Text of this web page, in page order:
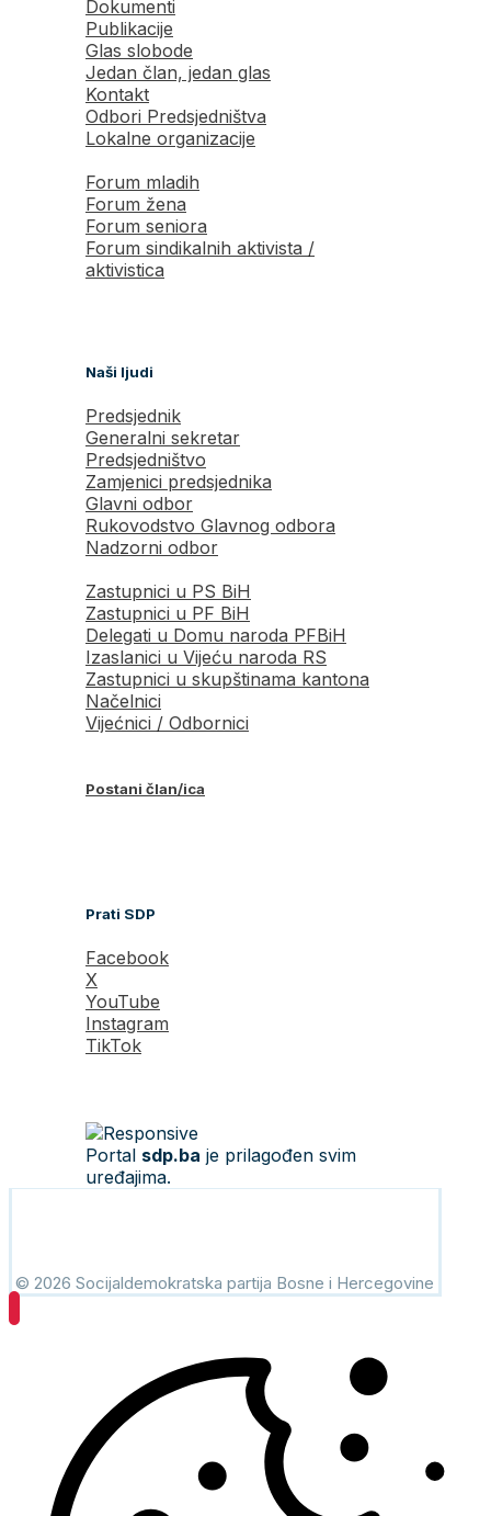
Dokumenti
Publikacije
Glas slobode
Jedan član, jedan glas
Kontakt
Odbori Predsjedništva
Lokalne organizacije
Forum mladih
Forum žena
Forum seniora
Forum sindikalnih aktivista /
aktivistica
Naši ljudi
Predsjednik
Generalni sekretar
Predsjedništvo
Zamjenici predsjednika
Glavni odbor
Rukovodstvo Glavnog odbora
Nadzorni odbor
Zastupnici u PS BiH
Zastupnici u PF BiH
Delegati u Domu naroda PFBiH
Izaslanici u Vijeću naroda RS
Zastupnici u skupštinama kantona
Načelnici
Vijećnici / Odbornici
Postani član/ica
Prati SDP
Facebook
X
YouTube
Instagram
TikTok
Portal sdp.ba je prilagođen svim
uređajima.
© 2026 Socijaldemokratska partija Bosne i Hercegovine